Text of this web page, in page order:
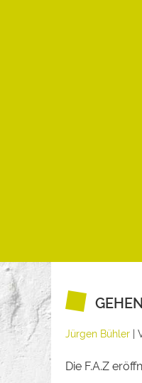
Jürgen Bühler
Die F.A.Z